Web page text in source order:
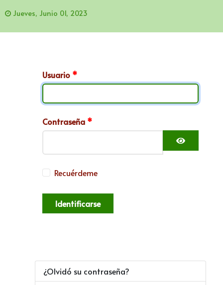
Jueves, Junio 01, 2023
Usuario *
Contraseña *
Recuérdeme
Identificarse
¿Olvidó su contraseña?